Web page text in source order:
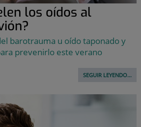
los oídos al
barotrauma u oído taponado y
prevenirlo este verano
SEGUIR LEYENDO...